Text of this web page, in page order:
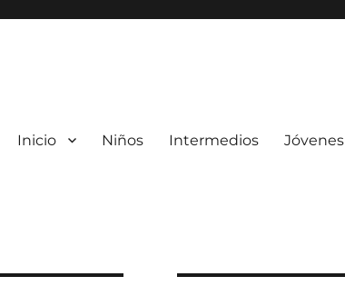
Inicio Niños Intermedios Jóvenes